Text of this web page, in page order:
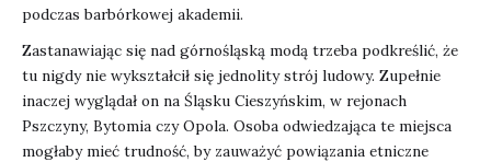
podczas barbórkowej akademii.
Zastanawiając się nad górnośląską modą trzeba podkreślić, że
tu nigdy nie wykształcił się jednolity strój ludowy. Zupełnie
inaczej wyglądał on na Śląsku Cieszyńskim, w rejonach
Pszczyny, Bytomia czy Opola. Osoba odwiedzająca te miejsca
mogłaby mieć trudność, by zauważyć powiązania etniczne